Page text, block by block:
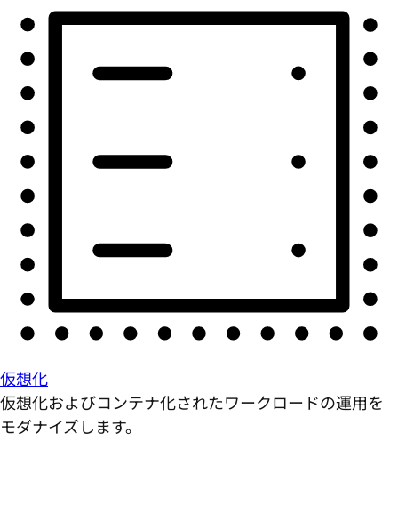
仮想化
仮想化およびコンテナ化されたワークロードの運用を
モダナイズします。